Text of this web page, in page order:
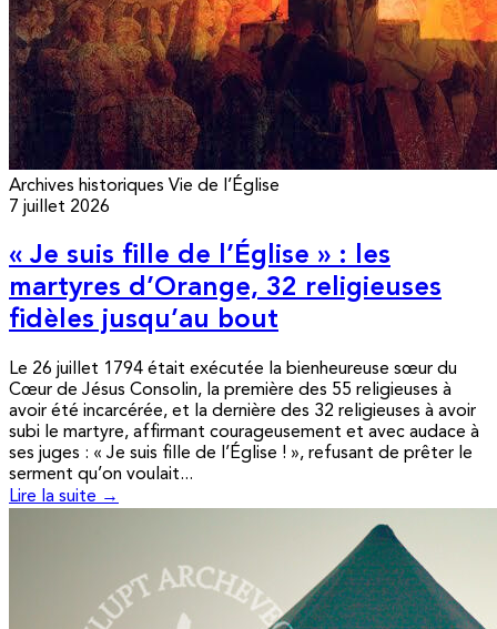
Archives historiques Vie de l’Église
7 juillet 2026
« Je suis fille de l’Église » : les
martyres d’Orange, 32 religieuses
fidèles jusqu’au bout
Le 26 juillet 1794 était exécutée la bienheureuse sœur du
Cœur de Jésus Consolin, la première des 55 religieuses à
avoir été incarcérée, et la dernière des 32 religieuses à avoir
subi le martyre, affirmant courageusement et avec audace à
ses juges : « Je suis fille de l’Église ! », refusant de prêter le
serment qu’on voulait...
Lire la suite →